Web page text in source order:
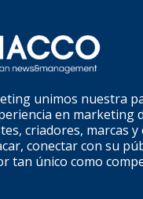
unimos nuestra
en marketing
criadores, marcas y
conectar con su
tan único como